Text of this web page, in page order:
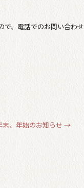
、電話でのお問い合わ
末、年始のお知らせ →